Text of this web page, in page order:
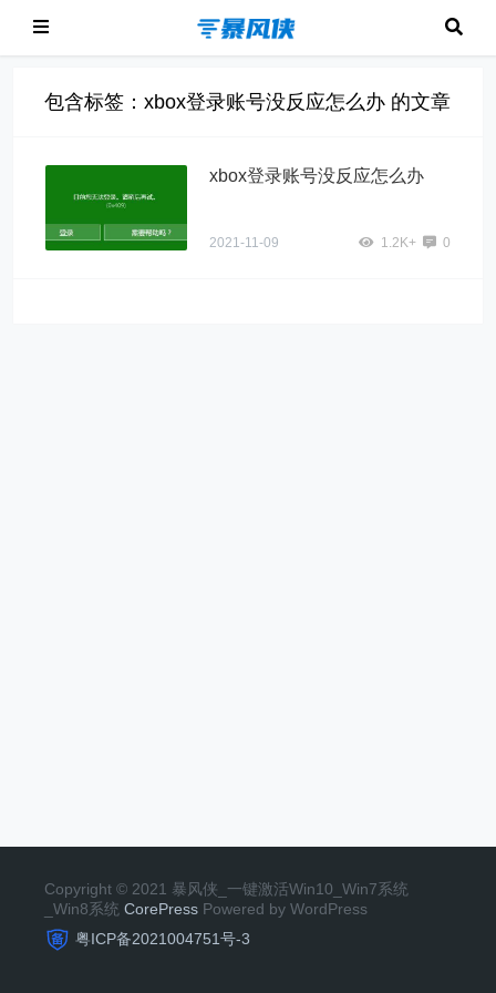
包含标签：xbox登录账号没反应怎么办 的文章
xbox登录账号没反应怎么办
2021-11-09 1.2K+ 0
Copyright © 2021 暴风侠_一键激活Win10_Win7系统
_Win8系统 CorePress Powered by WordPress
粤ICP备2021004751号-3